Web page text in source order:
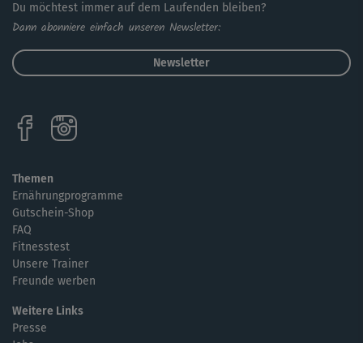
Du möchtest immer auf dem Laufenden bleiben?
Dann abonniere einfach unseren Newsletter:
Newsletter
Themen
Ernährungprogramme
Gutschein-Shop
FAQ
Fitnesstest
Unsere Trainer
Freunde werben
Weitere Links
Presse